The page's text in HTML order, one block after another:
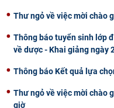
Thư ngỏ về việc mời chào
Thông báo tuyển sinh lớp
về dược - Khai giảng ngày
Thông báo Kết quả lựa
Thư ngỏ về việc mời chào
giờ